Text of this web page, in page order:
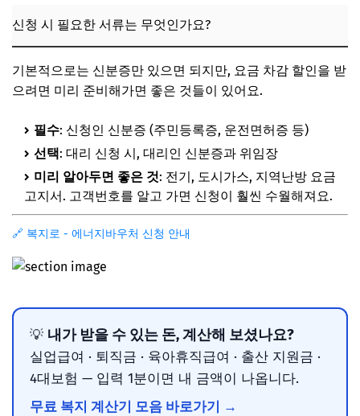
신청 시 필요한 서류는 무엇인가요?
기본적으로는 신분증만 있으면 되지만, 요금 차감 할인을 받
으려면 미리 준비해가면 좋은 것들이 있어요.
필수: 신청인 신분증 (주민등록증, 운전면허증 등)
선택: 대리 신청 시, 대리인 신분증과 위임장
미리 알아두면 좋은 것: 전기, 도시가스, 지역난방 요금
고지서. 고객번호를 알고 가면 신청이 훨씬 수월해져요.
🔗 복지로 - 에너지바우처 신청 안내
💡 내가 받을 수 있는 돈, 계산해 보셨나요?
실업급여 · 퇴직금 · 육아휴직급여 · 출산 지원금 ·
4대보험 — 입력 1분이면 내 금액이 나옵니다.
무료 복지 계산기 모음 바로가기 →